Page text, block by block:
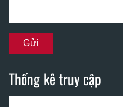
Thống kê truy cập